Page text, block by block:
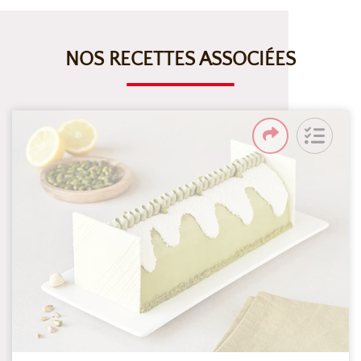
NOS RECETTES ASSOCIÉES